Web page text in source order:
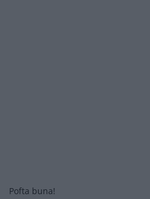
Pofta buna!